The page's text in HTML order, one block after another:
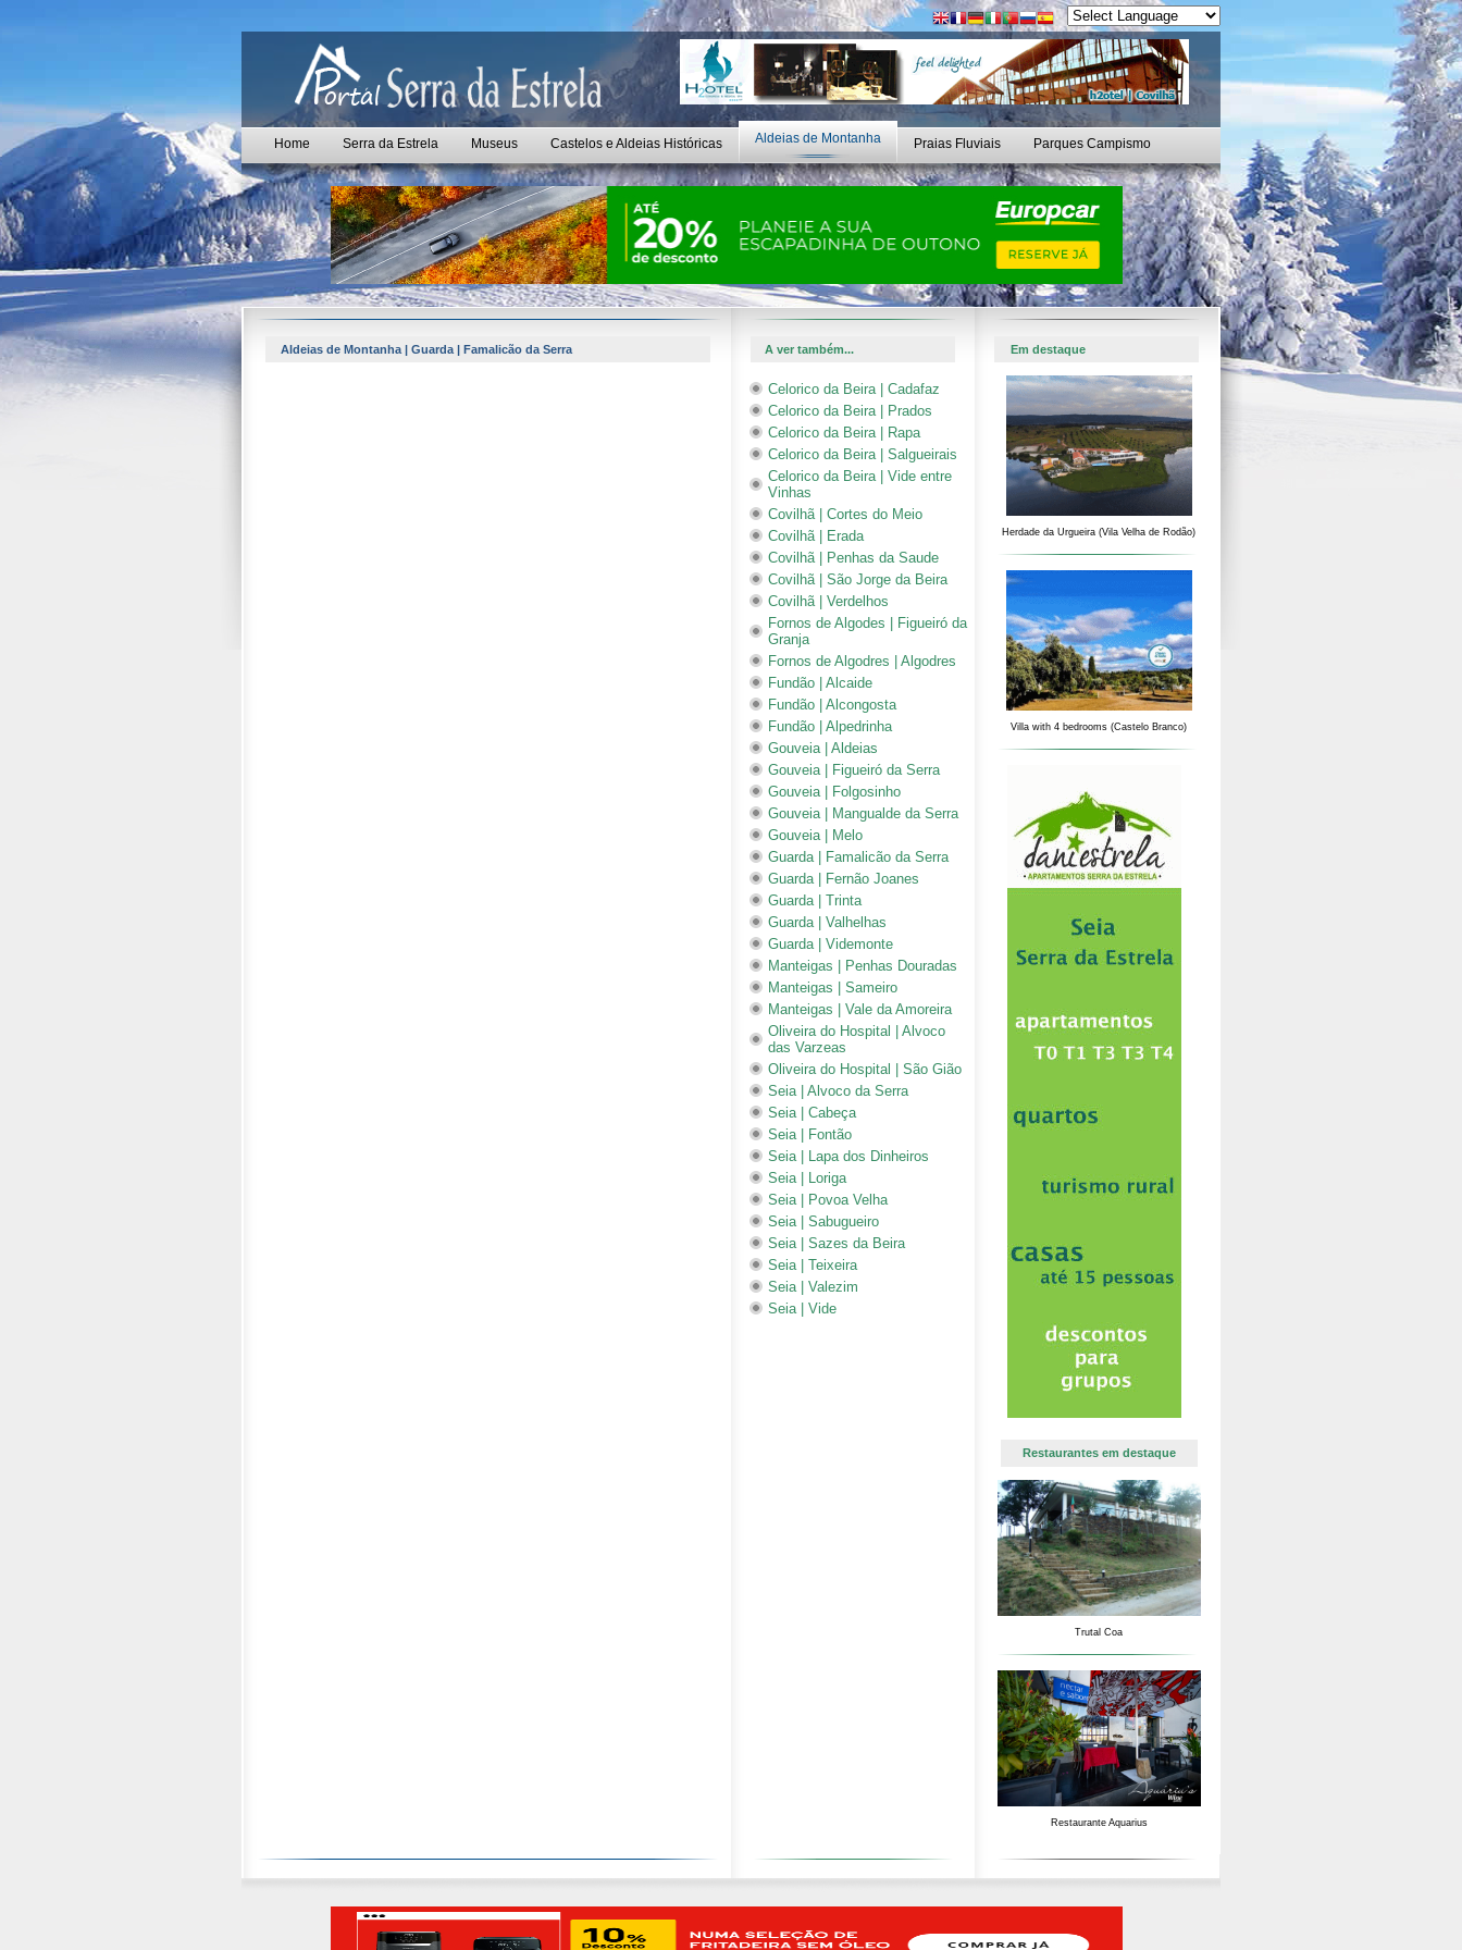
Home Serra da Estrela Museus Castelos e Aldeias Históricas Aldeias de Montanha Praias Fluviais Parques Campismo
Aldeias de Montanha | Guarda | Famalicão da Serra A ver também... Em destaque
Celorico da Beira | Cadafaz
Celorico da Beira | Prados
Celorico da Beira | Rapa
Celorico da Beira | Salgueirais
Celorico da Beira | Vide entre
Vinhas
Covilhã | Cortes do Meio
Covilhã | Erada
Covilhã | Penhas da Saude
Covilhã | São Jorge da Beira
Covilhã | Verdelhos
Fornos de Algodes | Figueiró da
Granja
Fornos de Algodres | Algodres
Fundão | Alcaide
Fundão | Alcongosta
Fundão | Alpedrinha
Gouveia | Aldeias
Gouveia | Figueiró da Serra
Gouveia | Folgosinho
Gouveia | Mangualde da Serra
Gouveia | Melo
Guarda | Famalicão da Serra
Guarda | Fernão Joanes
Guarda | Trinta
Guarda | Valhelhas
Guarda | Videmonte
Manteigas | Penhas Douradas
Manteigas | Sameiro
Manteigas | Vale da Amoreira
Oliveira do Hospital | Alvoco
das Varzeas
Oliveira do Hospital | São Gião
Seia | Alvoco da Serra
Seia | Cabeça
Seia | Fontão
Seia | Lapa dos Dinheiros
Seia | Loriga
Seia | Povoa Velha
Seia | Sabugueiro
Seia | Sazes da Beira
Seia | Teixeira
Seia | Valezim
Seia | Vide
Herdade da Urgueira (Vila Velha de Rodão)
Villa with 4 bedrooms (Castelo Branco)
Restaurantes em destaque
Trutal Coa
Restaurante Aquarius